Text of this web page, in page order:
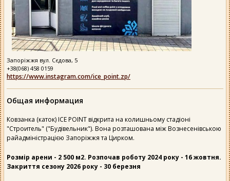
Запоріжжя вул. Сєдова, 5
+38(068) 458 0159
https://www.instagram.com/ice_point.zp/
Общая информация
Ковзанка (каток) ICE POINT відкрита на колишньому стадіоні
"Строитель" ("Будівельник"). Вона розташована між Вознесенівською
райадміністрацією Запоріжжя та Цирком.
Розмір арени - 2 500 м2. Розпочав роботу 2024 року - 16 жовтня.
Закриття сезону 2026 року - 30 березня